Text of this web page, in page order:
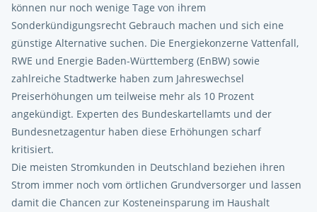
können nur noch wenige Tage von ihrem
Sonderkündigungsrecht Gebrauch machen und sich eine
günstige Alternative suchen. Die Energiekonzerne Vattenfall,
RWE und Energie Baden-Württemberg (EnBW) sowie
zahlreiche Stadtwerke haben zum Jahreswechsel
Preiserhöhungen um teilweise mehr als 10 Prozent
angekündigt. Experten des Bundeskartellamts und der
Bundesnetzagentur haben diese Erhöhungen scharf
kritisiert.
Die meisten Stromkunden in Deutschland beziehen ihren
Strom immer noch vom örtlichen Grundversorger und lassen
damit die Chancen zur Kosteneinsparung im Haushalt